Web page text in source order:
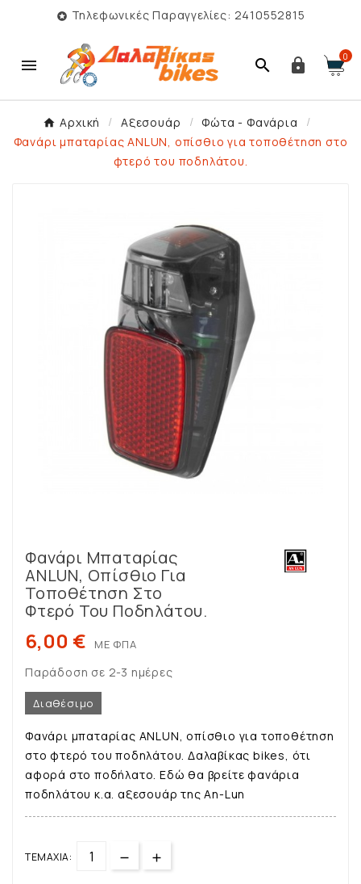
 Τηλεφωνικές Παραγγελίες: 2410552815
   0
Αρχική Αξεσουάρ
Φώτα - Φανάρια
Φανάρι μπαταρίας ANLUN, οπίσθιο για τοποθέτηση στο
φτερό του ποδηλάτου.
Φανάρι Μπαταρίας
ANLUN, Οπίσθιο Για
Τοποθέτηση Στο
Φτερό Του Ποδηλάτου.
6,00 € ΜΕ ΦΠΑ
Παράδοση σε 2-3 ημέρες
Διαθέσιμο
Φανάρι μπαταρίας ANLUN, οπίσθιο για τοποθέτηση
στο φτερό του ποδηλάτου. Δαλαβίκας bikes, ότι
αφορά στο ποδήλατο. Εδώ θα βρείτε φανάρια
ποδηλάτου κ.α. αξεσουάρ της An-Lun
ΤΕΜΆΧΙΑ: